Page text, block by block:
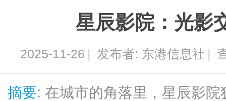
›
星辰影院：光影
2025-11-26 | 发布者: 东港信息社 |
摘要: 在城市的角落里，星辰影